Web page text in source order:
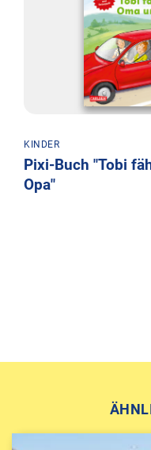
KINDER
Pixi-Buch "Tobi
Opa"